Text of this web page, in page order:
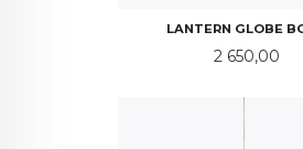
LANTERN GLOBE
Pris
2 650,00